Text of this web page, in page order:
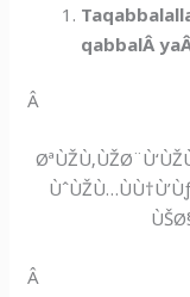
qabbalÂ
Â
Â